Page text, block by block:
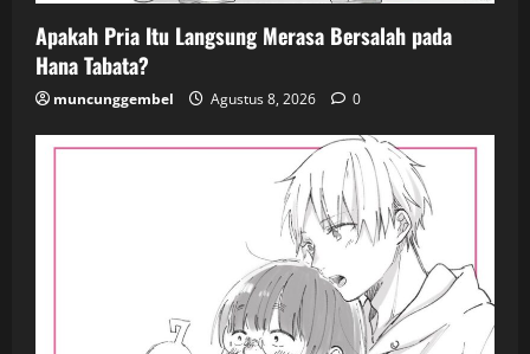
Apakah Pria Itu Langsung Merasa Bersalah pada
Hana Tabata?
muncunggembel Agustus 8, 2026 0